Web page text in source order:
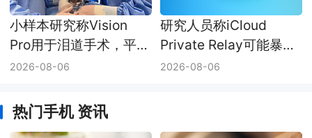
小样本研究称Vision
Pro用于泪道手术，平均
耗时少了8分钟
2026-08-06
研究人员称iCloud
Private Relay可能暴露
真实IP，Apple尚未回应
2026-08-06
热门手机 资讯